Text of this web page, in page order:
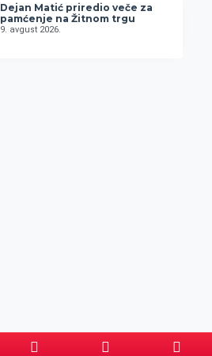
Dejan Matić priredio veče za
pamćenje na Žitnom trgu
9. avgust 2026.